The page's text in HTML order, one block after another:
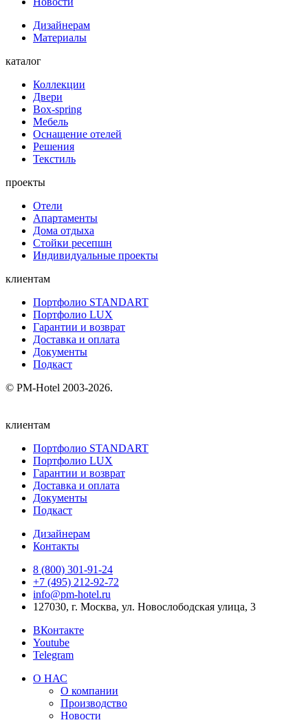
Дизайнерам
Материалы
каталог
Коллекции
Двери
Box-spring
Мебель
Оснащение отелей
Решения
Текстиль
проекты
Отели
Апартаменты
Дома отдыха
Стойки ресепшн
Индивидуальные проекты
клиентам
Портфолио STANDART
Портфолио LUX
Гарантии и возврат
Доставка и оплата
Документы
Подкаст
© PM-Hotel 2003-2026.
клиентам
Портфолио STANDART
Портфолио LUX
Гарантии и возврат
Доставка и оплата
Документы
Подкаст
Дизайнерам
Контакты
8 (800) 301‑91‑24
+7 (495) 212‑92‑72
info@pm-hotel.ru
127030, г. Москва, ул. Новослободская улица, 3
ВКонтакте
Youtube
Telegram
О НАС
О компании
Производство
Новости